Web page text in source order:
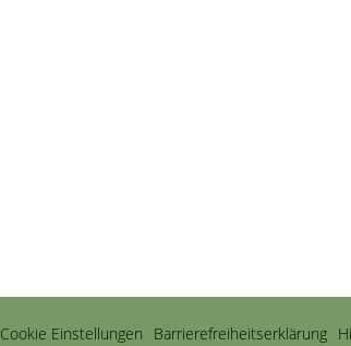
Cookie Einstellungen Barrierefreiheitserklärung